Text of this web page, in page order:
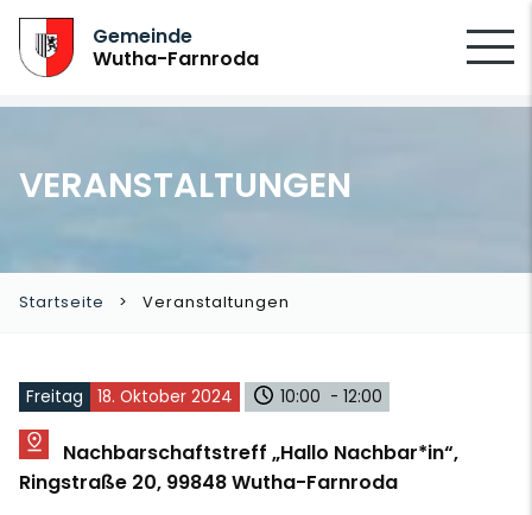
Gemeinde
Wutha-Farnroda
VERANSTALTUNGEN
Startseite Veranstaltungen
Freitag 18. Oktober 2024 10:00 - 12:00
Nachbarschaftstreff „Hallo Nachbar*in“,
Ringstraße 20, 99848 Wutha-Farnroda